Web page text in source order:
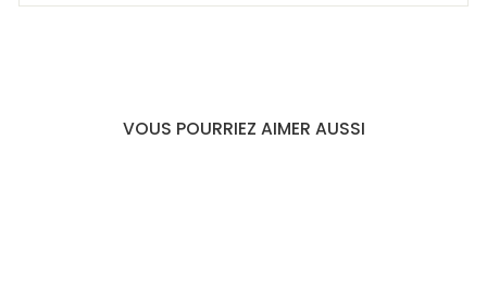
VOUS POURRIEZ AIMER AUSSI